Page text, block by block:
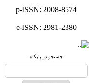
p-ISSN: 2008-8574
e-ISSN: 2981-2380
جستجو در پایگاه